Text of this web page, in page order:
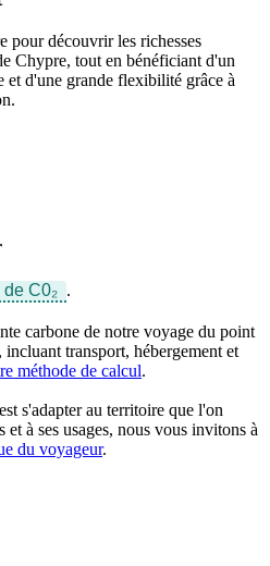
pour découvrir les richesses
Chypre, tout en bénéficiant d'un
et d'une grande flexibilité grâce à
C0₂ .
carbone de notre voyage du point
incluant transport, hébergement et
méthode de calcul.
s'adapter au territoire que l'on
et à ses usages, nous vous invitons à
du voyageur.